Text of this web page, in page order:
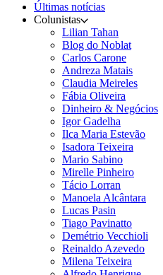
Últimas notícias
Colunistas
Lilian Tahan
Blog do Noblat
Carlos Carone
Andreza Matais
Claudia Meireles
Fábia Oliveira
Dinheiro & Negócios
Igor Gadelha
Ilca Maria Estevão
Isadora Teixeira
Mario Sabino
Mirelle Pinheiro
Tácio Lorran
Manoela Alcântara
Lucas Pasin
Tiago Pavinatto
Demétrio Vecchioli
Reinaldo Azevedo
Milena Teixeira